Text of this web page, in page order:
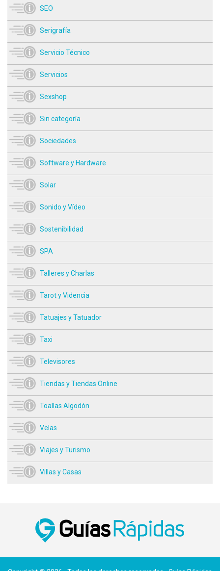
SEO
Serigrafía
Servicio Técnico
Servicios
Sexshop
Sin categoría
Sociedades
Software y Hardware
Solar
Sonido y Vídeo
Sostenibilidad
SPA
Talleres y Charlas
Tarot y Videncia
Tatuajes y Tatuador
Taxi
Televisores
Tiendas y Tiendas Online
Toallas Algodón
Velas
Viajes y Turismo
Villas y Casas